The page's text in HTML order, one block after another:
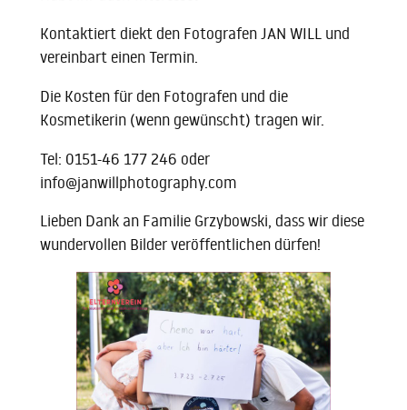
Kontaktiert diekt den Fotografen JAN WILL und
vereinbart einen Termin.
Die Kosten für den Fotografen und die
Kosmetikerin (wenn gewünscht) tragen wir.
Tel: 0151-46 177 246 oder
info@janwillphotography.com
Lieben Dank an Familie Grzybowski, dass wir diese
wundervollen Bilder veröffentlichen dürfen!